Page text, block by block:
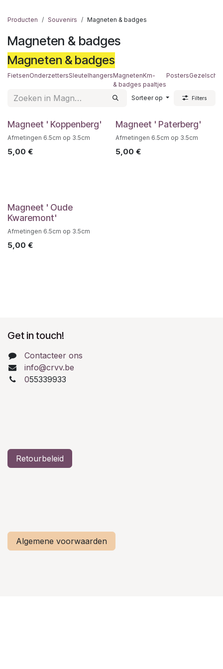
Producten Souvenirs Magneten & badges
Magneten & badges
Magneten & badges
FietsenOnderzettersSleutelhangersMagneten
& badges
Km-
paaltjes
Posters
Sorteer op Filters
Magneet ' Koppenberg'
Afmetingen 6.5cm op 3.5cm
5,00 €
Magneet ' Paterberg'
Afmetingen 6.5cm op 3.5cm
5,00 €
Magneet ' Oude
Kwaremont'
Afmetingen 6.5cm op 3.5cm
5,00 €
Get in touch!
Contacteer ons
info@crvv.be
055339933
Retourbeleid
Algemene voorwaarden